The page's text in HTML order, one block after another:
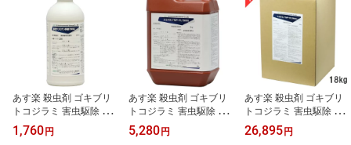
あす楽 殺虫剤 ゴキブリ
トコジラミ 害虫駆除 水
性サフロチン乳剤「SE
S」500ml 液体 効果 チャ
1,760 円
あす楽 殺虫剤 ゴキブリ
トコジラミ 害虫駆除 ス
ミチオンNP-FL「SES」
2kg 液体 効果 ゴキブリ
5,280 円
あす楽 殺虫剤 ゴキブリ
トコジラミ 害虫駆除 ス
ミチオンNP-FL「SES」
18kg 液体 効果 ゴキブリ
26,895 円